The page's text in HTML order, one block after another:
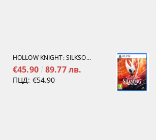
HOLLOW KNIGHT: SILKSONG [NINTENDO SWITCH 2]
€45.90 89.77 лв.
ПЦД: €54.90